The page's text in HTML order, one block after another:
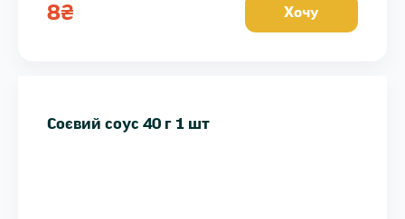
8₴ Хочу
Соєвий соус 40 г 1 шт